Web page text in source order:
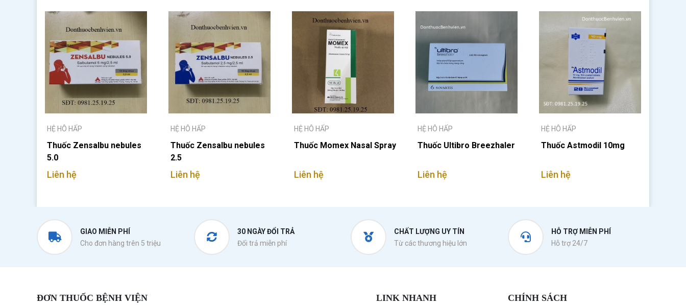
HỆ HÔ HẤP
Thuốc Zensalbu nebules
5.0
Liên hệ
HỆ HÔ HẤP
Thuốc Zensalbu nebules
2.5
Liên hệ
HỆ HÔ HẤP
Thuốc Momex Nasal Spray
Liên hệ
HỆ HÔ HẤP
Thuốc Ultibro Breezhaler
Liên hệ
HỆ HÔ HẤP
Thuốc Astmodil 10mg
Liên hệ
GIAO MIỄN PHÍ
Cho đơn hàng trên 5 triệu
30 NGÀY ĐỔI TRẢ
Đổi trả miễn phí
CHẤT LƯỢNG UY TÍN
Từ các thương hiệu lớn
HỖ TRỢ MIỄN PHÍ
Hỗ trợ 24/7
ĐƠN THUỐC BỆNH VIỆN LINK NHANH CHÍNH SÁCH